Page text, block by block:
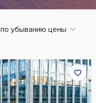
по убыванию цены